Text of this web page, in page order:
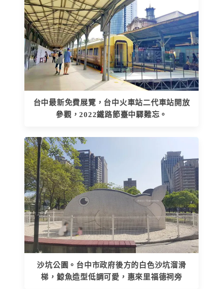
台中最新免費展覽，台中火車站二代車站開放
參觀，2022鐵路節臺中驛難忘。
沙坑公園。台中市政府後方的白色沙坑溜滑
梯，鯨魚造型低調可愛，惠來里福德祠旁